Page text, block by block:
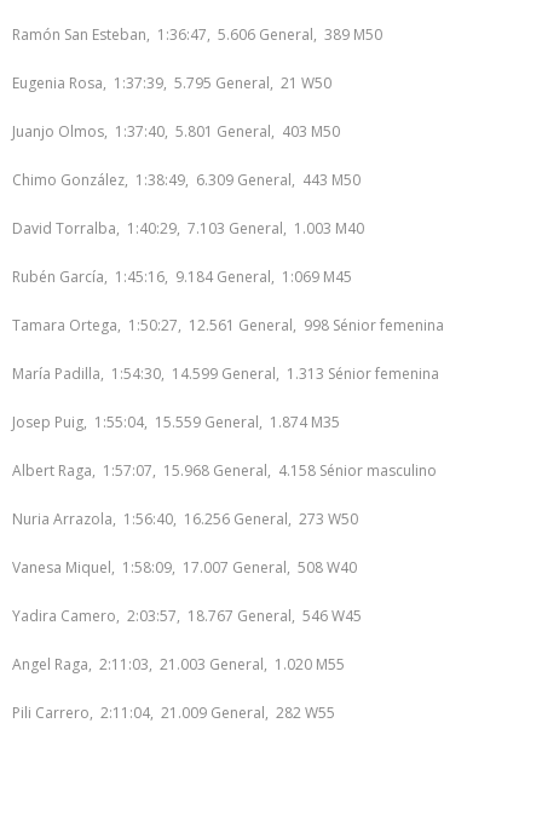
Ramón San Esteban, 1:36:47, 5.606 General, 389 M50
Eugenia Rosa, 1:37:39, 5.795 General, 21 W50
Juanjo Olmos, 1:37:40, 5.801 General, 403 M50
Chimo González, 1:38:49, 6.309 General, 443 M50
David Torralba, 1:40:29, 7.103 General, 1.003 M40
Rubén García, 1:45:16, 9.184 General, 1:069 M45
Tamara Ortega, 1:50:27, 12.561 General, 998 Sénior femenina
María Padilla, 1:54:30, 14.599 General, 1.313 Sénior femenina
Josep Puig, 1:55:04, 15.559 General, 1.874 M35
Albert Raga, 1:57:07, 15.968 General, 4.158 Sénior masculino
Nuria Arrazola, 1:56:40, 16.256 General, 273 W50
Vanesa Miquel, 1:58:09, 17.007 General, 508 W40
Yadira Camero, 2:03:57, 18.767 General, 546 W45
Angel Raga, 2:11:03, 21.003 General, 1.020 M55
Pili Carrero, 2:11:04, 21.009 General, 282 W55